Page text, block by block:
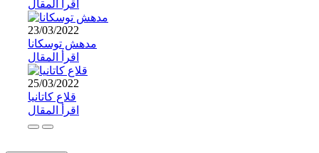
اقرأ المقال
23/03/2022
مدهش توسكانا
اقرأ المقال
25/03/2022
قلاع كاتانيا
اقرأ المقال